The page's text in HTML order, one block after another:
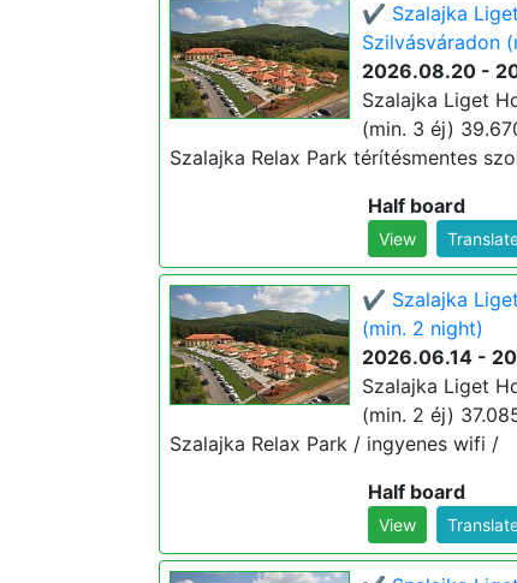
✔️ Szalajka
Szilvásváradon
2026.08.20 -
Szalajka Liget
(min. 3 éj)
Szalajka Relax Park térítésmentes
Half board
View
✔️ Szalajka
(min. 2 night)
2026.06.14 -
Szalajka Liget
(min. 2 éj)
Szalajka Relax Park / ingyenes wifi /
Half board
View